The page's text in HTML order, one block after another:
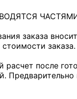
заказа
заказа.
расчет после